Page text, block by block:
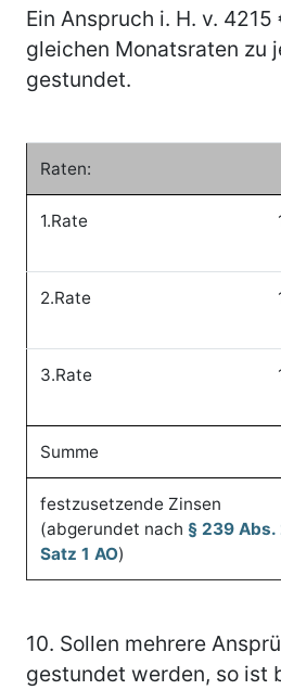
Ein Anspruch i. H. v.
gleichen Monatsraten zu
gestundet.
Raten:
1.Rate
2.Rate
3.Rate
Summe
festzusetzende Zinsen
(abgerundet nach § 239 Abs.
Satz 1 AO)
10. Sollen mehrere
gestundet werden, so ist